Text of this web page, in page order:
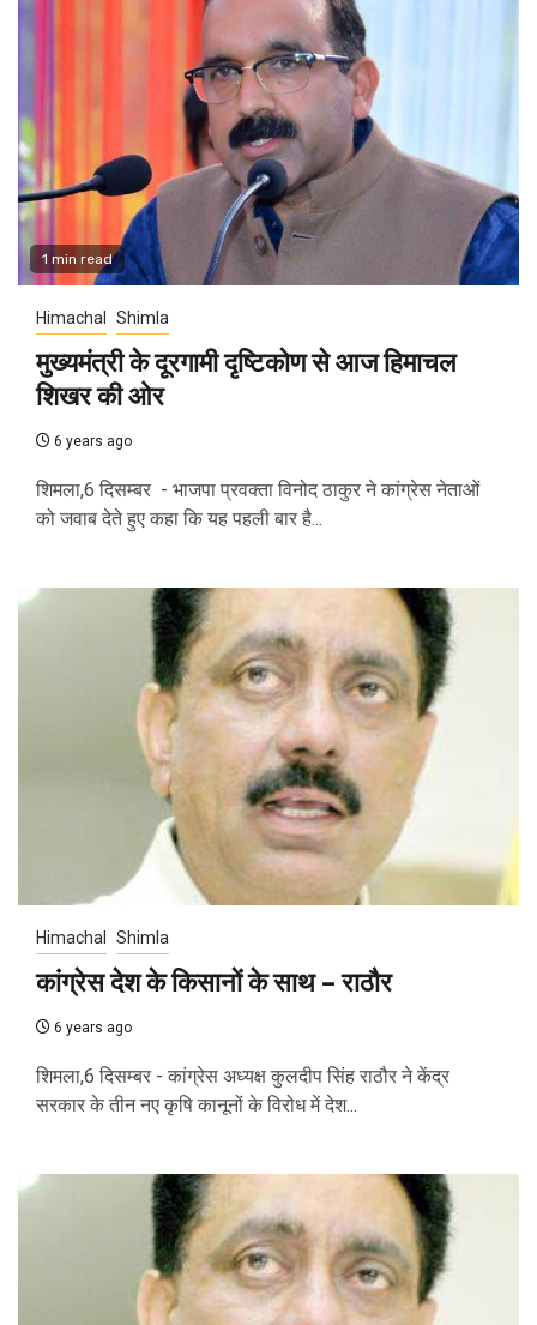
1 min read
Himachal Shimla
मुख्यमंत्री के दूरगामी दृष्टिकोण से आज हिमाचल
शिखर की ओर
6 years ago
शिमला,6 दिसम्बर - भाजपा प्रवक्ता विनोद ठाकुर ने कांग्रेस नेताओं
को जवाब देते हुए कहा कि यह पहली बार है...
Himachal Shimla
कांग्रेस देश के किसानों के साथ – राठौर
6 years ago
शिमला,6 दिसम्बर - कांग्रेस अध्यक्ष कुलदीप सिंह राठौर ने केंद्र
सरकार के तीन नए कृषि कानूनों के विरोध में देश...